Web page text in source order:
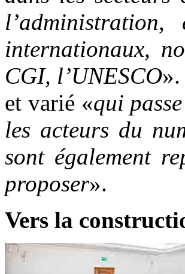
internationaux,
CGI, l’UNESCO
et varié «qui
les acteurs du
sont également
proposer».
Vers la